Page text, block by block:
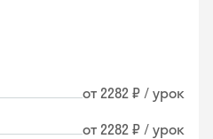
от 2282 ₽ / урок
от 2282 ₽ / урок